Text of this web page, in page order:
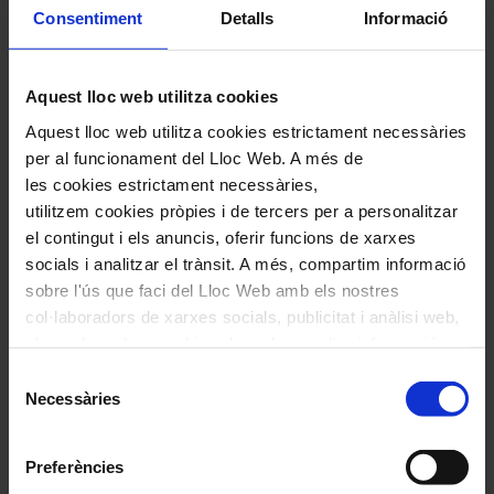
Consentiment Detalls Informació
Aquest lloc web utilitza cookies
Aquest lloc web utilitza cookies estrictament necessàries
per al funcionament del Lloc Web. A més de
les cookies estrictament necessàries,
utilitzem cookies pròpies i de tercers per a personalitzar
el contingut i els anuncis, oferir funcions de xarxes
socials i analitzar el trànsit. A més, compartim informació
sobre l'ús que faci del Lloc Web amb els nostres
col·laboradors de xarxes socials, publicitat i anàlisi web,
de l'ús que hagi fet dels seus serveis. En el quadre
inferior pot “Permetre totes les cookies” o seleccionar el
"Permetre la selecció". Si vol més informació visiti la
Necessàries
Preferències
Fitxa artística
Antonio Pappano,
director
Programa
H. KENDALL: O flower of fire(Obra
R. STRAUSS: